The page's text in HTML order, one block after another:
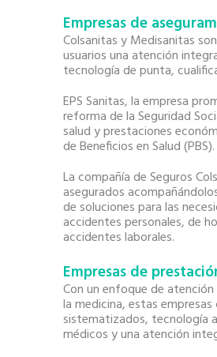
Empresas de
Colsanitas y Medisanitas
usuarios una atención
tecnología de punta,
EPS Sanitas, la empresa
reforma de la Seguridad
salud y prestaciones
de Beneficios en Salud (PBS).
La compañía de Seguros
asegurados
de soluciones para las
accidentes personales, de
accidentes laborales.
Empresas de
Con un enfoque de
la medicina, estas
sistematizados, tecnología
médicos y una atención